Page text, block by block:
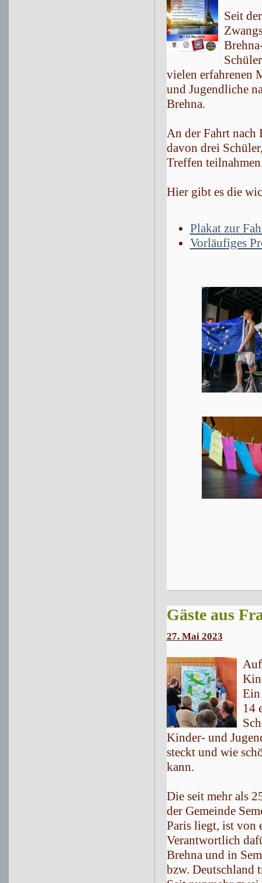
Seit
vielen erfahrenen
und Jugendliche
Brehna.
An der Fahrt nach
davon drei
Treffen
Hier gibt es die
Plakat zur
Vorläufiges
Gäste aus
27. Mai 2023
Ein
14
Kinder- und
steckt und wie
kann.
Die seit mehr als
der Gemeinde
Paris liegt, ist von
Verantwortlich
Brehna und in
bzw. Deutschland